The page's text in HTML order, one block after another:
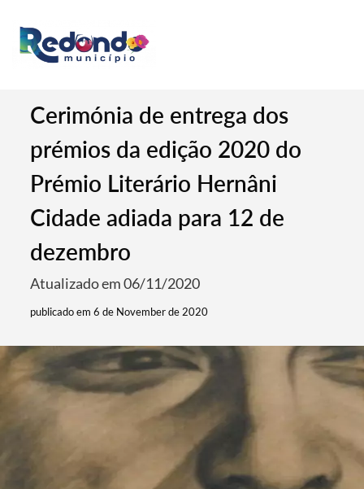
Cerimónia de entrega dos
prémios da edição 2020 do
Prémio Literário Hernâni
Cidade adiada para 12 de
dezembro
Atualizado em 06/11/2020
publicado em 6 de November de 2020